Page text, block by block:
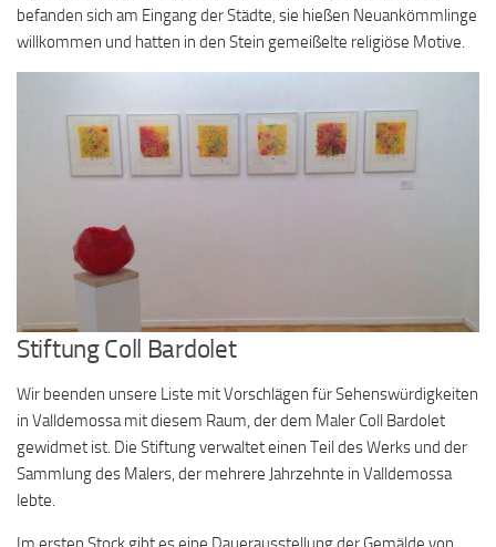
befanden sich am Eingang der Städte, sie hießen Neuankömmlinge
willkommen und hatten in den Stein gemeißelte religiöse Motive.
Stiftung Coll Bardolet
Wir beenden unsere Liste mit Vorschlägen für Sehenswürdigkeiten
in Valldemossa mit diesem Raum, der dem Maler Coll Bardolet
gewidmet ist. Die Stiftung verwaltet einen Teil des Werks und der
Sammlung des Malers, der mehrere Jahrzehnte in Valldemossa
lebte.